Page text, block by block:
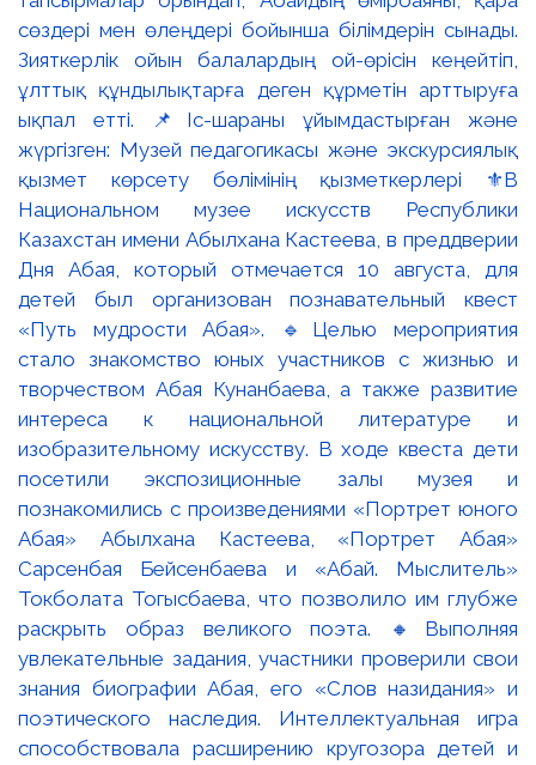
сөздері мен өлеңдері бойынша білімдерін сынады.
Зияткерлік ойын балалардың ой-өрісін кеңейтіп,
ұлттық құндылықтарға деген құрметін арттыруға
ықпал етті. 📌Іс-шараны ұйымдастырған және
жүргізген: Музей педагогикасы және экскурсиялық
қызмет көрсету бөлімінің қызметкерлері ⚜️В
Национальном музее искусств Республики
Казахстан имени Абылхана Кастеева, в преддверии
Дня Абая, который отмечается 10 августа, для
детей был организован познавательный квест
«Путь мудрости Абая». 🔹Целью мероприятия
стало знакомство юных участников с жизнью и
творчеством Абая Кунанбаева, а также развитие
интереса к национальной литературе и
изобразительному искусству. В ходе квеста дети
посетили экспозиционные залы музея и
познакомились с произведениями «Портрет юного
Абая» Абылхана Кастеева, «Портрет Абая»
Сарсенбая Бейсенбаева и «Абай. Мыслитель»
Токболата Тогысбаева, что позволило им глубже
раскрыть образ великого поэта. 🔸Выполняя
увлекательные задания, участники проверили свои
знания биографии Абая, его «Слов назидания» и
поэтического наследия. Интеллектуальная игра
способствовала расширению кругозора детей и